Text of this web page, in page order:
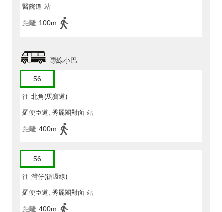
醫院道 站
距離 100m
專線小巴
56
往 北角(馬寶道)
羅便臣道, 秀麗閣對面 站
距離 400m
56
往 灣仔(循環線)
羅便臣道, 秀麗閣對面 站
距離 400m